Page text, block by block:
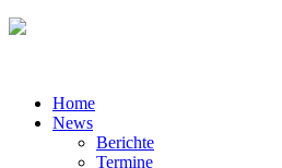
Home
News
Berichte
Termine